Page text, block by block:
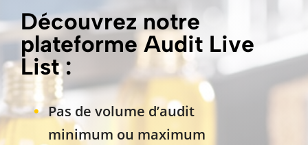
Découvrez notre
plateforme Audit Live
List :
Pas de volume d’audit
minimum ou maximum